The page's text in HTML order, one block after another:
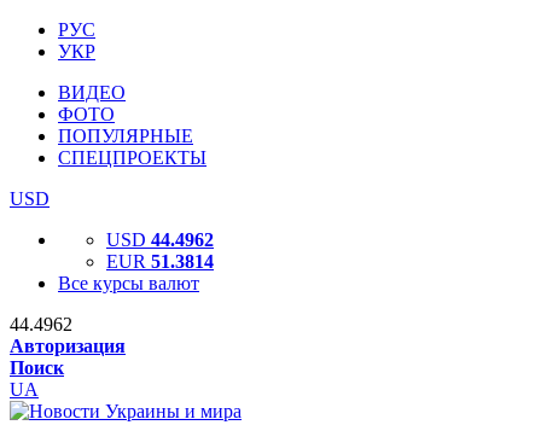
РУС
УКР
ВИДЕО
ФОТО
ПОПУЛЯРНЫЕ
СПЕЦПРОЕКТЫ
USD
USD 44.4962
EUR 51.3814
Все курсы валют
44.4962
Авторизация
Поиск
UA